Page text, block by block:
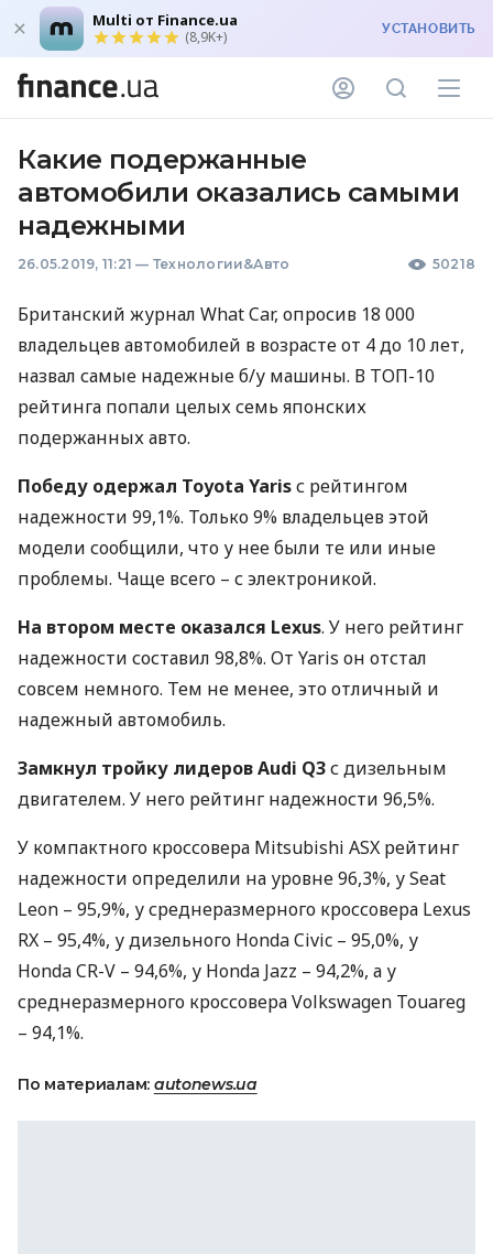
Multi от Finance.ua
(8,9K+) УСТАНОВИТЬ
Какие подержанные
автомобили оказались самыми
надежными
26.05.2019, 11:21 — Технологии&Авто 50218
Британский журнал What Car, опросив 18 000
владельцев автомобилей в возрасте от 4 до 10 лет,
назвал самые надежные б/у машины. В ТОП-10
рейтинга попали целых семь японских
подержанных авто.
Победу одержал Toyota Yarisс рейтингом
надежности 99,1%. Только 9% владельцев этой
модели сообщили, что у нее были те или иные
проблемы. Чаще всего – с электроникой.
На втором месте оказался Lexus. У него рейтинг
надежности составил 98,8%. От Yaris он отстал
совсем немного. Тем не менее, это отличный и
надежный автомобиль.
Замкнул тройку лидеров Audi Q3с дизельным
двигателем. У него рейтинг надежности 96,5%.
У компактного кроссовера Mitsubishi ASX рейтинг
надежности определили на уровне 96,3%, у Seat
Leon – 95,9%, у среднеразмерного кроссовера Lexus
RX – 95,4%, у дизельного Honda Civic – 95,0%, у
Honda CR-V – 94,6%, у Honda Jazz – 94,2%, а у
среднеразмерного кроссовера Volkswagen Touareg
– 94,1%.
По материалам: autonews.ua